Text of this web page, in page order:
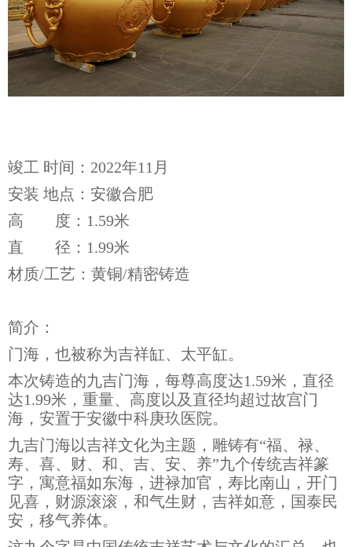
竣工 时间：2022年11月
安装 地点：安徽合肥
高 度：1.59米
直 径：1.99米
材质/工艺：黄铜/精密铸造
简介：
门海，也被称为吉祥缸、太平缸。
本次铸造的九吉门海，每尊高度达1.59米，直径
达1.99米，重量、高度以及直径均超过故宫门
海，安置于安徽中科庚玖医院。
九吉门海以吉祥文化为主题，雕铸有“福、禄、
寿、喜、财、和、吉、安、养”九个传统吉祥篆
字，寓意福如东海，进禄加官，寿比南山，开门
见喜，财源滚滚，和气生财，吉祥如意，国泰民
安，移气养体。